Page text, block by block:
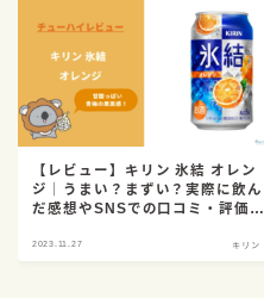
【レビュー】キリン 氷結 オレン
ジ｜うまい？まずい？実際に飲ん
だ感想やSNSでの口コミ・評価を
2023.11.27 キリン